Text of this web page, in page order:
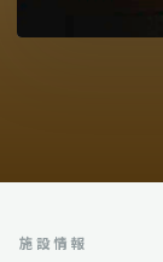
施設情報